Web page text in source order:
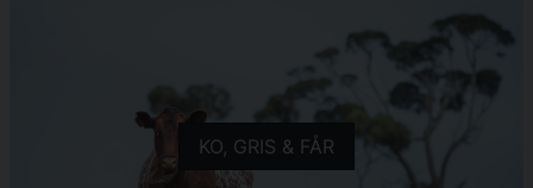
KO, GRIS & FÅR